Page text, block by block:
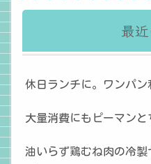
最
休日ランチに。ワンパン
大量消費にもピーマン
油いらず鶏むね肉の冷